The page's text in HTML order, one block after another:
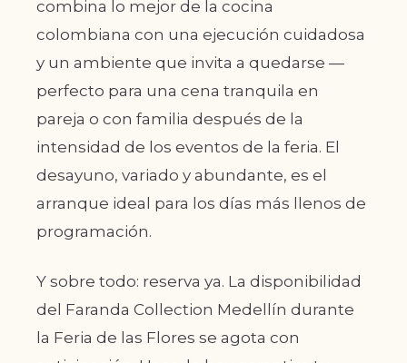
combina lo mejor de la cocina
colombiana con una ejecución cuidadosa
y un ambiente que invita a quedarse —
perfecto para una cena tranquila en
pareja o con familia después de la
intensidad de los eventos de la feria. El
desayuno, variado y abundante, es el
arranque ideal para los días más llenos de
programación.
Y sobre todo: reserva ya. La disponibilidad
del Faranda Collection Medellín durante
la Feria de las Flores se agota con